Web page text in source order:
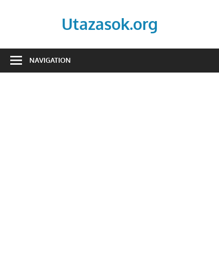
Utazasok.org
NAVIGATION